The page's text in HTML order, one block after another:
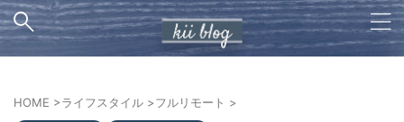
HOME >ライフスタイル >フルリモート >